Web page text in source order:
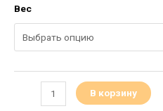
Вес
В корзину